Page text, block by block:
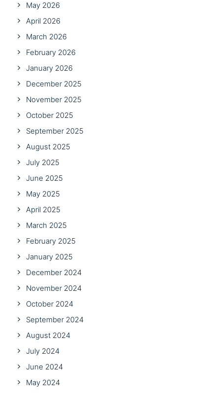
May 2026
April 2026
March 2026
February 2026
January 2026
December 2025
November 2025
October 2025
September 2025
August 2025
July 2025
June 2025
May 2025
April 2025
March 2025
February 2025
January 2025
December 2024
November 2024
October 2024
September 2024
August 2024
July 2024
June 2024
May 2024